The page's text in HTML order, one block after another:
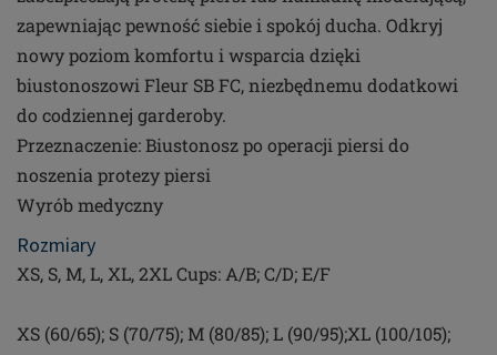
zapewniając pewność siebie i spokój ducha. Odkryj
nowy poziom komfortu i wsparcia dzięki
biustonoszowi Fleur SB FC, niezbędnemu dodatkowi
do codziennej garderoby.
Przeznaczenie: Biustonosz po operacji piersi do
noszenia protezy piersi
Wyrób medyczny
Rozmiary
XS, S, M, L, XL, 2XL Cups: A/B; C/D; E/F
XS (60/65); S (70/75); M (80/85); L (90/95);XL (100/105);